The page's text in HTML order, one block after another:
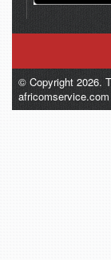
© Copyright 2026.
africomservice.com